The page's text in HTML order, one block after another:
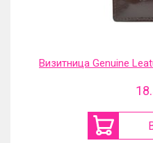
Визитница Genuine